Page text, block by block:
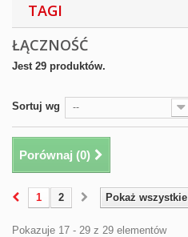
TAGI
ŁĄCZNOŚĆ
Jest 29 produktów.
Sortuj wg --
Porównaj (0)
Pokaż wszystkie
1 2
Pokazuje 17 - 29 z 29 elementów